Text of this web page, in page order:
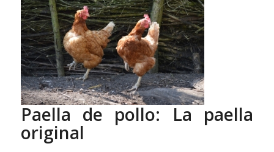
Paella de pollo: La paella
original